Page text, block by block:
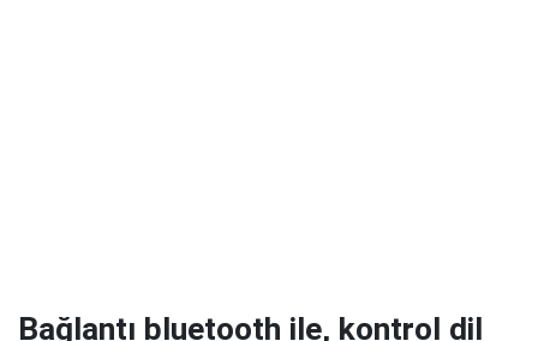
Bağlantı bluetooth ile, kontrol dil